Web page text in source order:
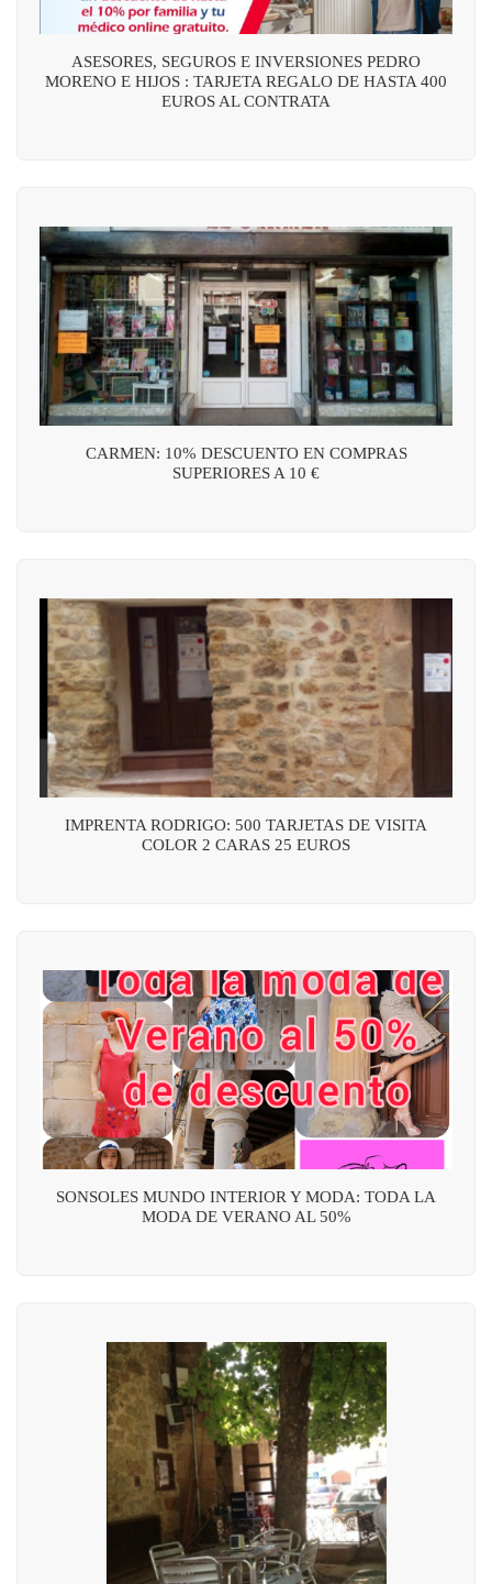
ASESORES, SEGUROS E INVERSIONES PEDRO
MORENO E HIJOS : TARJETA REGALO DE HASTA 400
EUROS AL CONTRATA
CARMEN: 10% DESCUENTO EN COMPRAS
SUPERIORES A 10 €
IMPRENTA RODRIGO: 500 TARJETAS DE VISITA
COLOR 2 CARAS 25 EUROS
SONSOLES MUNDO INTERIOR Y MODA: TODA LA
MODA DE VERANO AL 50%